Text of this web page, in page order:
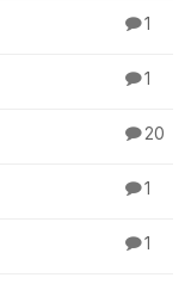
1
1
20
1
1